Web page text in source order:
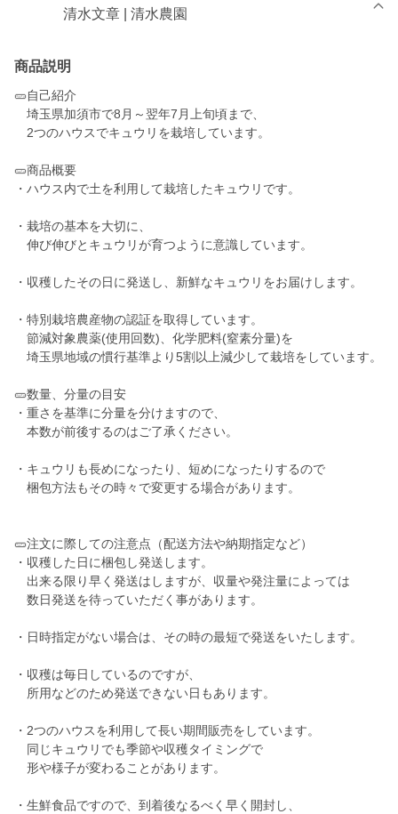
清水文章 | 清水農園
商品説明
🥒自己紹介
埼玉県加須市で8月～翌年7月上旬頃まで、
2つのハウスでキュウリを栽培しています。
🥒商品概要
・ハウス内で土を利用して栽培したキュウリです。
・栽培の基本を大切に、
伸び伸びとキュウリが育つように意識しています。
・収穫したその日に発送し、新鮮なキュウリをお届けします。
・特別栽培農産物の認証を取得しています。
節減対象農薬(使用回数)、化学肥料(窒素分量)を
埼玉県地域の慣行基準より5割以上減少して栽培をしています。
🥒数量、分量の目安
・重さを基準に分量を分けますので、
本数が前後するのはご了承ください。
・キュウリも長めになったり、短めになったりするので
梱包方法もその時々で変更する場合があります。
🥒注文に際しての注意点（配送方法や納期指定など）
・収穫した日に梱包し発送します。
出来る限り早く発送はしますが、収量や発注量によっては
数日発送を待っていただく事があります。
・日時指定がない場合は、その時の最短で発送をいたします。
・収穫は毎日しているのですが、
所用などのため発送できない日もあります。
・2つのハウスを利用して長い期間販売をしています。
同じキュウリでも季節や収穫タイミングで
形や様子が変わることがあります。
・生鮮食品ですので、到着後なるべく早く開封し、